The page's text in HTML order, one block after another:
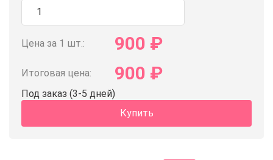
Цена за 1 шт.: 900 ₽
Итоговая цена: 900 ₽
Под заказ (3-5 дней)
Купить